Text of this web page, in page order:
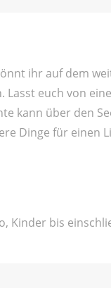
ihr auf dem
Lasst euch von
kann über den
Dinge für einen
Kinder bis